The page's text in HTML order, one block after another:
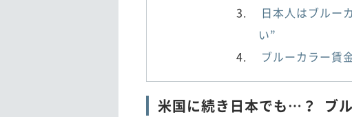
日本人はブルー
い”
ブルーカラー賃
米国に続き日本でも…？ ブル